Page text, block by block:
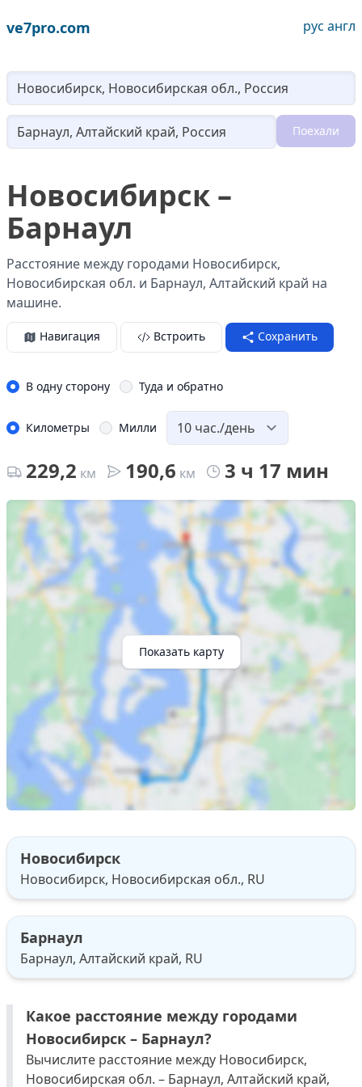
ve7pro.com рус англ
Loading...
Поехали
Новосибирск –
Барнаул
Расстояние между городами Новосибирск,
Новосибирская обл. и Барнаул, Алтайский край на
машине.
Навигация Встроить Сохранить
В одну сторону Туда и обратно
Километры Милли
229,2 км 190,6 км 3 ч 17 мин
Показать карту
Новосибирск
Новосибирск, Новосибирская обл., RU
Барнаул
Барнаул, Алтайский край, RU
Какое расстояние между городами
Новосибирск – Барнаул?
Вычислите расстояние между Новосибирск,
Новосибирская обл. – Барнаул, Алтайский край,